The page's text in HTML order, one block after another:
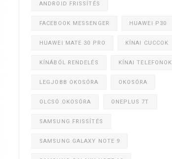
ANDROID FRISSÍTÉS
FACEBOOK MESSENGER HUAWEI P30
HUAWEI MATE 30 PRO KÍNAI CUCCOK
KÍNÁBÓL RENDELÉS KÍNAI TELEFONOK
LEGJOBB OKOSÓRA OKOSÓRA
OLCSÓ OKOSÓRA ONEPLUS 7T
SAMSUNG FRISSÍTÉS
SAMSUNG GALAXY NOTE 9